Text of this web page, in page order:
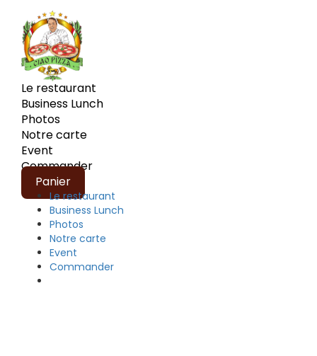
Le restaurant
Business Lunch
Photos
Notre carte
Event
Commander
Panier
Le restaurant
Business Lunch
Photos
Notre carte
Event
Commander